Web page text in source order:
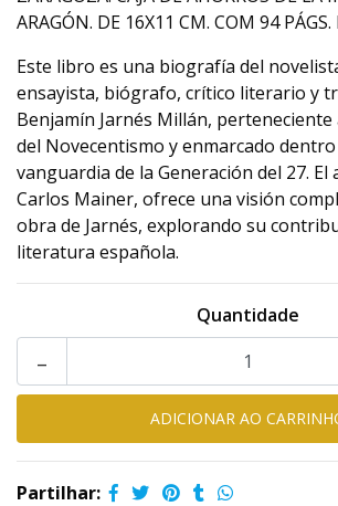
ARAGÓN. DE 16X11 CM. COM 94 PÁGS.
Este libro es una biografía del
ensayista, biógrafo, crítico literario y
Benjamín Jarnés Millán,
del Novecentismo y enmarcado
vanguardia de la Generación del 27. El
Carlos Mainer, ofrece una visión
obra de Jarnés, explorando su
literatura española.
Quantidade
-
Partilhar: